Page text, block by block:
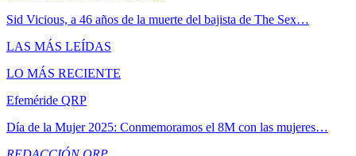
Sid Vicious, a 46 años de la muerte del bajista de The Sex…
LAS MÁS LEÍDAS
LO MÁS RECIENTE
Efeméride QRP
Día de la Mujer 2025: Conmemoramos el 8M con las mujeres…